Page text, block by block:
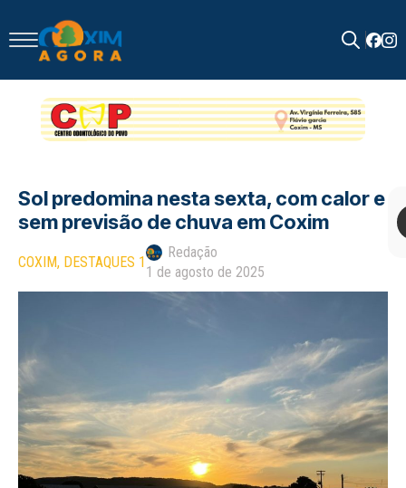
for:
Sol predomina nesta sexta, com calor e
sem previsão de chuva em Coxim
COXIM DESTAQUES 1
Redação
1 de agosto de 2025